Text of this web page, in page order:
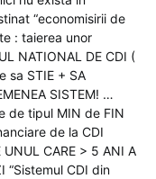
“economisirii de
: taierea unor
NATIONAL DE CDI (
sa STIE + SA
SISTEM! …
de tipul MIN de FIN
de la CDI
CARE > 5 ANI A
“Sistemul CDI din